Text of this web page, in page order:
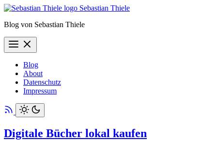
Sebastian Thiele
Blog von Sebastian Thiele
Blog
About
Datenschutz
Impressum
Digitale Bücher lokal kaufen